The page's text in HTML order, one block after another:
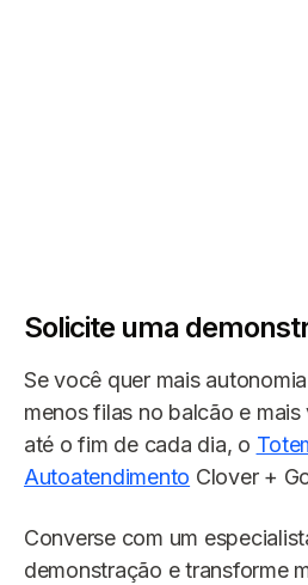
Solicite uma
Se você quer mais
menos filas no balcão e
até o fim de cada dia, o
Autoatendimento Clover +
Converse com um
demonstração e transforme